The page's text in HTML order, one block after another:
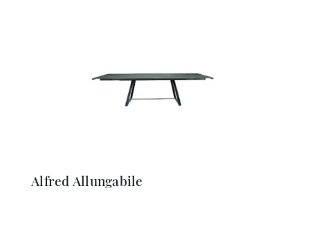
Alfred Allungabile